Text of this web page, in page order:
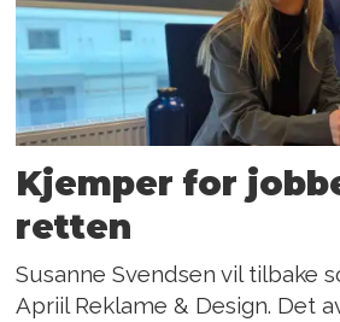
tingrett
Kjemper for
retten
Susanne Svendsen vil tilbake
Apriil Reklame & Design. Det